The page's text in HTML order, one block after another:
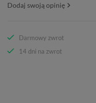
Dodaj swoją opinię
Darmowy zwrot
14 dni na zwrot